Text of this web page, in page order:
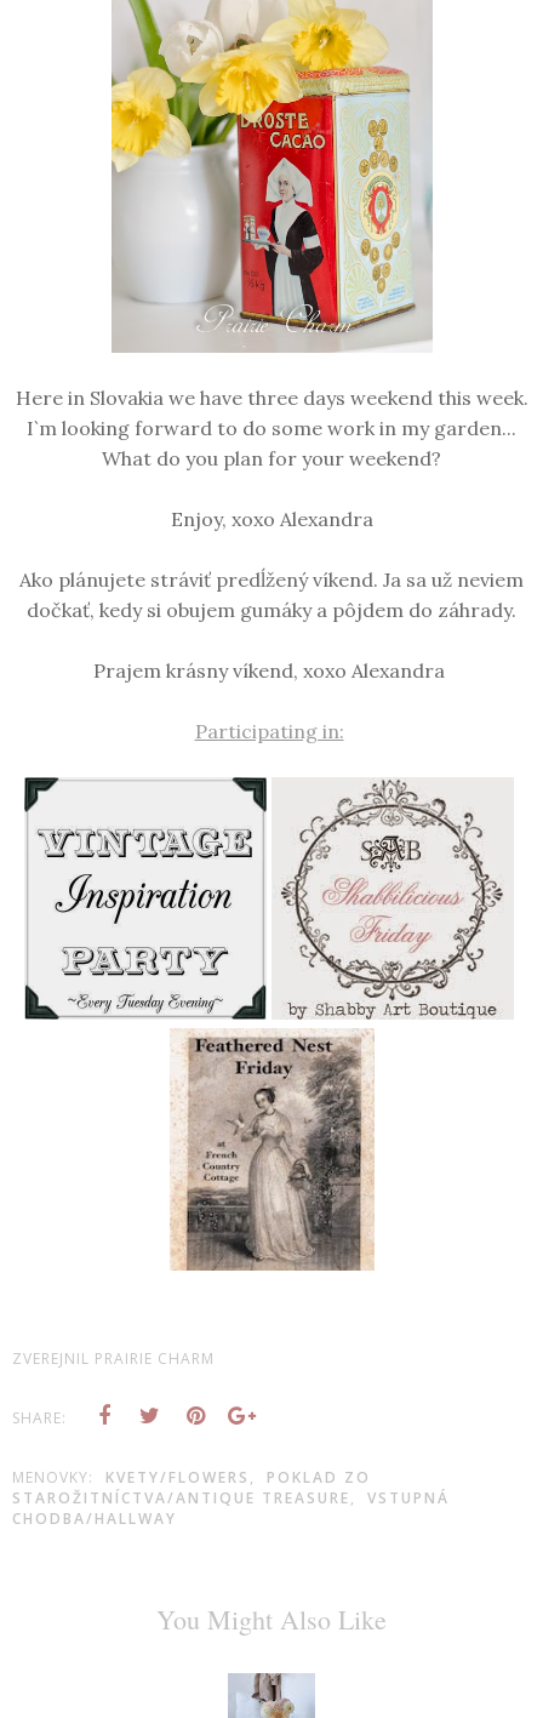
Here in Slovakia we have three days weekend this week.
I`m looking forward to do some work in my garden...
What do you plan for your weekend?
Enjoy, xoxo Alexandra
Ako plánujete stráviť predĺžený víkend. Ja sa už neviem
dočkať, kedy si obujem gumáky a pôjdem do záhrady.
Prajem krásny víkend, xoxo Alexandra
Participating in:
ZVEREJNIL PRAIRIE CHARM
SHARE:
MENOVKY: KVETY/FLOWERS ,
POKLAD ZO
STAROŽITNÍCTVA/ANTIQUE TREASURE,
VSTUPNÁ
CHODBA/HALLWAY
You Might Also Like